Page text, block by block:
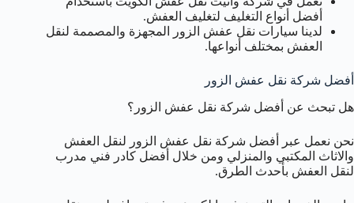
أفضل أنواع التغليف لتغليف العفش.
لدينا سيارات نقل عفش الزور المجهزة والمصممة لنقل
العفش بمختلف أنواعها.
أفضل شركة نقل عفش الزور
هل تبحث عن أفضل شركة نقل عفش الزور؟
نحن نعمل عبر أفضل شركة نقل عفش الزور لنقل العفش
والاثاث المكتبي والمنزلي ومن خلال أفضل كادر فني مدرب
لنقل العفش بأحدث الطرق.